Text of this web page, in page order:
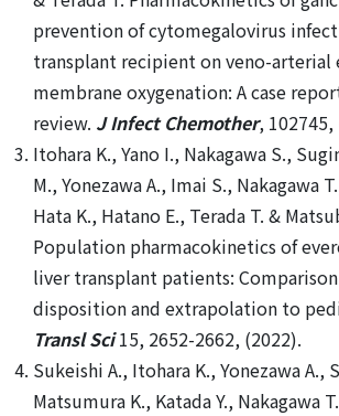
prevention of cytomegalovirus
transplant recipient on veno-arterial
membrane oxygenation: A case
review. J Infect Chemother, 102745,
Itohara K., Yano I., Nakagawa S.,
M., Yonezawa A., Imai S., Nakagawa
Hata K., Hatano E., Terada T. &
Population pharmacokinetics of
liver transplant patients:
disposition and extrapolation to
Transl Sci15, 2652-2662, (2022).
Sukeishi A., Itohara K., Yonezawa A.,
Matsumura K., Katada Y., Nakagawa